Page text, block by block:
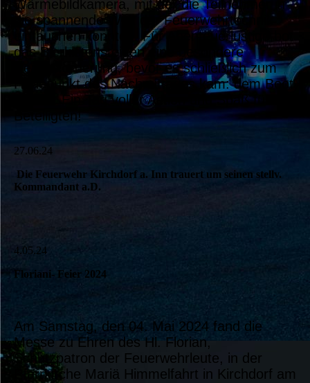
Wärmebildkamera, mit der die Teilnehmer in
die spannende Welt der Feuerwehrtechnik
eintauchen konnten. Für Abenteuerlustige bot
das Bierkistensteigen eine besondere
Herausforderung, bevor es schließlich zum
Höhepunkt des Nachmittages kam: dem Boot
fahren. Ein Tag voller Action und Spaß für alle
Beteiligten!
27.06.24
Die Feuerwehr Kirchdorf a. Inn trauert um seinen stellv.
Kommandant a.D.
4.05.24
Floriani- Feier 2024
Am Samstag, den 04. Mai 2024 fand die
Messe zu Ehren des Hl. Florian,
Schutzpatron der Feuerwehrleute, in der
Pfarrkirche Mariä Himmelfahrt in Kirchdorf am